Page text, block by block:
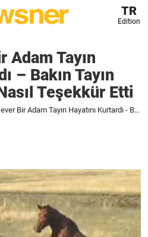
TR
Edition
Adam Tayın
– Bakın Tayın
Teşekkür Etti
Hayvansever Bir Adam Tayın Hayatını Kurtardı - Bakın Tayın Annesi Adama Nasıl Teşekkür Etti